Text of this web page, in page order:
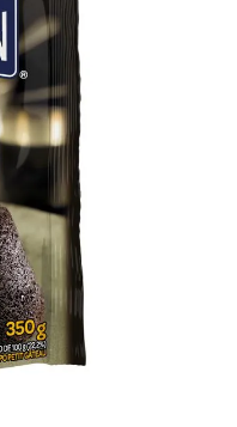
leite
vinho
leite pó
tv